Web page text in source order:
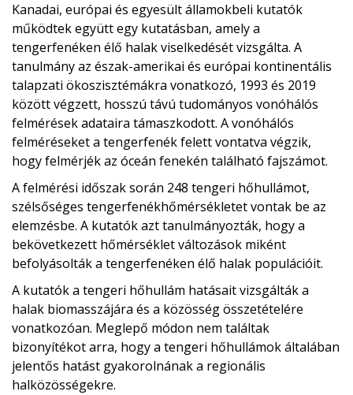
Kanadai, európai és egyesült államokbeli kutatók
működtek együtt egy kutatásban, amely a
tengerfenéken élő halak viselkedését vizsgálta. A
tanulmány az észak-amerikai és európai kontinentális
talapzati ökoszisztémákra vonatkozó, 1993 és 2019
között végzett, hosszú távú tudományos vonóhálós
felmérések adataira támaszkodott. A vonóhálós
felméréseket a tengerfenék felett vontatva végzik,
hogy felmérjék az óceán fenekén található fajszámot.
A felmérési időszak során 248 tengeri hőhullámot,
szélsőséges tengerfenékhőmérsékletet vontak be az
elemzésbe. A kutatók azt tanulmányozták, hogy a
bekövetkezett hőmérséklet változások miként
befolyásolták a tengerfenéken élő halak populációit.
A kutatók a tengeri hőhullám hatásait vizsgálták a
halak biomasszájára és a közösség összetételére
vonatkozóan. Meglepő módon nem találtak
bizonyítékot arra, hogy a tengeri hőhullámok általában
jelentős hatást gyakorolnának a regionális
halközösségekre.